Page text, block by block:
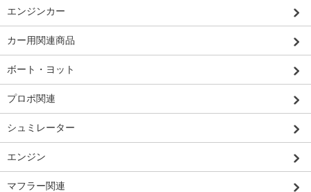
エンジンカー
カー用関連商品
ボート・ヨット
プロポ関連
シュミレーター
エンジン
マフラー関連